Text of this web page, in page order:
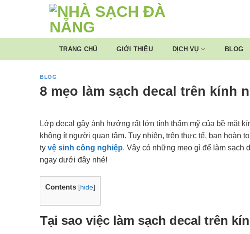
TRANG CHỦ GIỚI THIỆU DỊCH VỤ BLOG
BLOG
8 mẹo làm sạch decal trên kính
Lớp decal gây ảnh hưởng rất lớn tính thẩm mỹ của bề mặt
không ít người quan tâm. Tuy nhiên, trên thực tế, bạn hoàn
ty vệ sinh công nghiệp. Vậy có những mẹo gì để làm sạch
ngay dưới đây nhé!
Contents [hide]
Tại sao việc làm sạch decal trên